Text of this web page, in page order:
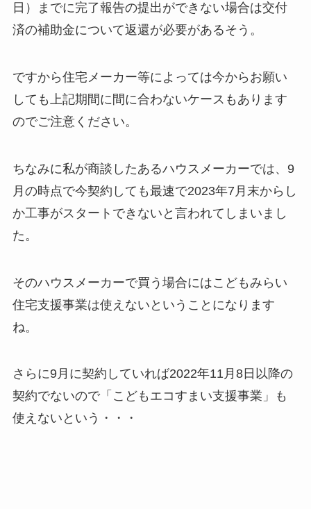
日）までに完了報告の提出ができない場合は交付
済の補助金について返還が必要があるそう。
ですから住宅メーカー等によっては今からお願い
しても上記期間に間に合わないケースもあります
のでご注意ください。
ちなみに私が商談したあるハウスメーカーでは、9
月の時点で今契約しても最速で2023年7月末からし
か工事がスタートできないと言われてしまいまし
た。
そのハウスメーカーで買う場合にはこどもみらい
住宅支援事業は使えないということになります
ね。
さらに9月に契約していれば2022年11月8日以降の
契約でないので「こどもエコすまい支援事業」も
使えないという・・・